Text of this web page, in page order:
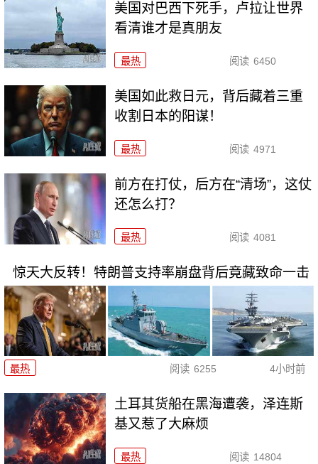
美国对巴西下死手，卢拉让世界
看清谁才是真朋友
最热 阅读 6450
美国如此救日元，背后藏着三重
收割日本的阳谋！
最热 阅读 4971
前方在打仗，后方在“清场”，这仗
还怎么打？
最热 阅读 4081
惊天大反转！特朗普支持率崩盘背后竟藏致命一击
最热 阅读 6255 4小时前
土耳其货船在黑海遭袭，泽连斯
基又惹了大麻烦
最热 阅读 14804